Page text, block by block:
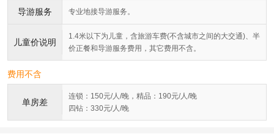
导游服务 专业地接导游服务。
儿童价说明
1.4米以下为儿童，含旅游车费(不含城市之间的大交通)、半
价正餐和导游服务费用，其它费用不含。
费用不含
单房差
连锁：150元/人/晚，精品：190元/人/晚
四钻：330元/人/晚